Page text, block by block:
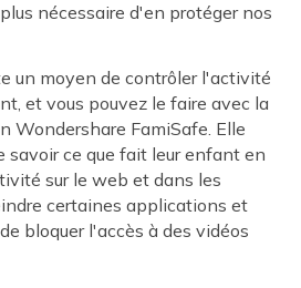
nécessaire d'en protéger nos
un moyen de contrôler l'activité
et vous pouvez le faire avec la
Wondershare FamiSafe. Elle
savoir ce que fait leur enfant en
sur le web et dans les
certaines applications et
bloquer l'accès à des vidéos